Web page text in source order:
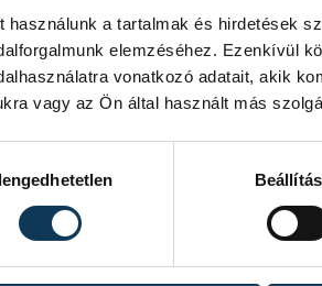
használunk a tartalmak és hirdetések
elemzéséhez. Ezenkívül
vonatkozó adatait, akik
vagy az Ön által használt más